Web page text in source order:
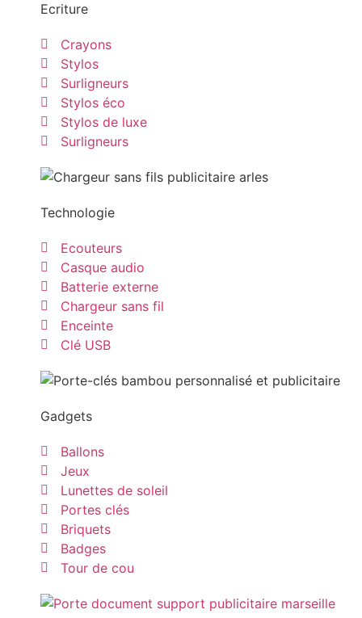
Ecriture
Crayons
Stylos
Surligneurs
Stylos éco
Stylos de luxe
Surligneurs
Technologie
Ecouteurs
Casque audio
Batterie externe
Chargeur sans fil
Enceinte
Clé USB
Gadgets
Ballons
Jeux
Lunettes de soleil
Portes clés
Briquets
Badges
Tour de cou